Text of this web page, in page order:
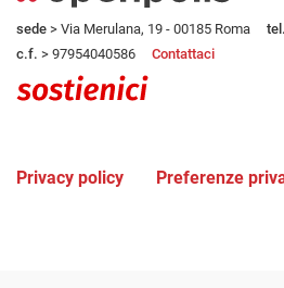
sede > Via Merulana, 19 - 00185 Roma tel.
c.f. > 97954040586 Contattaci
Privacy policy Preferenze